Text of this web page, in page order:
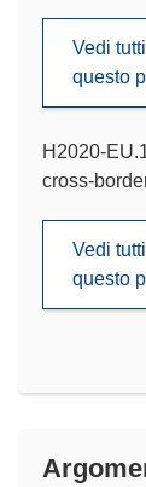
Vedi
questo
H2020-
cross-
Vedi
questo